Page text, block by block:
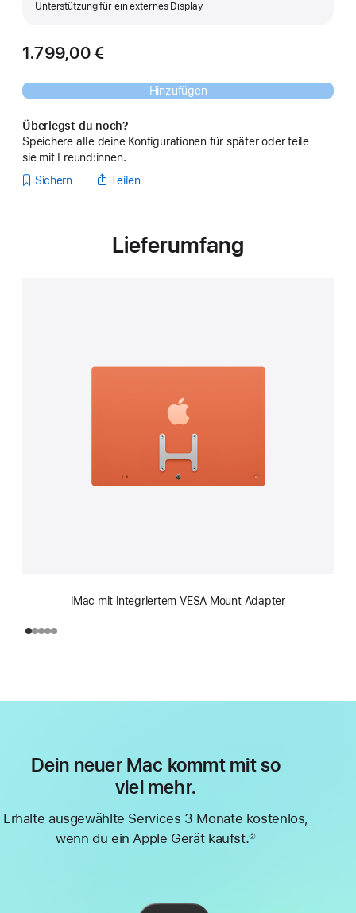
Unterstützung für ein externes Display
1.799,00 €
Hinzufügen
Überlegst du noch?
Speichere alle deine Konfigurationen für später oder teile
sie mit Freund:innen.
Sichern
Teilen
Lieferumfang
iMac mit integriertem VESA Mount Adapter
Dein neuer Mac kommt mit so
viel mehr.
Erhalte ausgewählte Services 3 Monate kostenlos,
wenn du ein Apple Gerät kaufst.②